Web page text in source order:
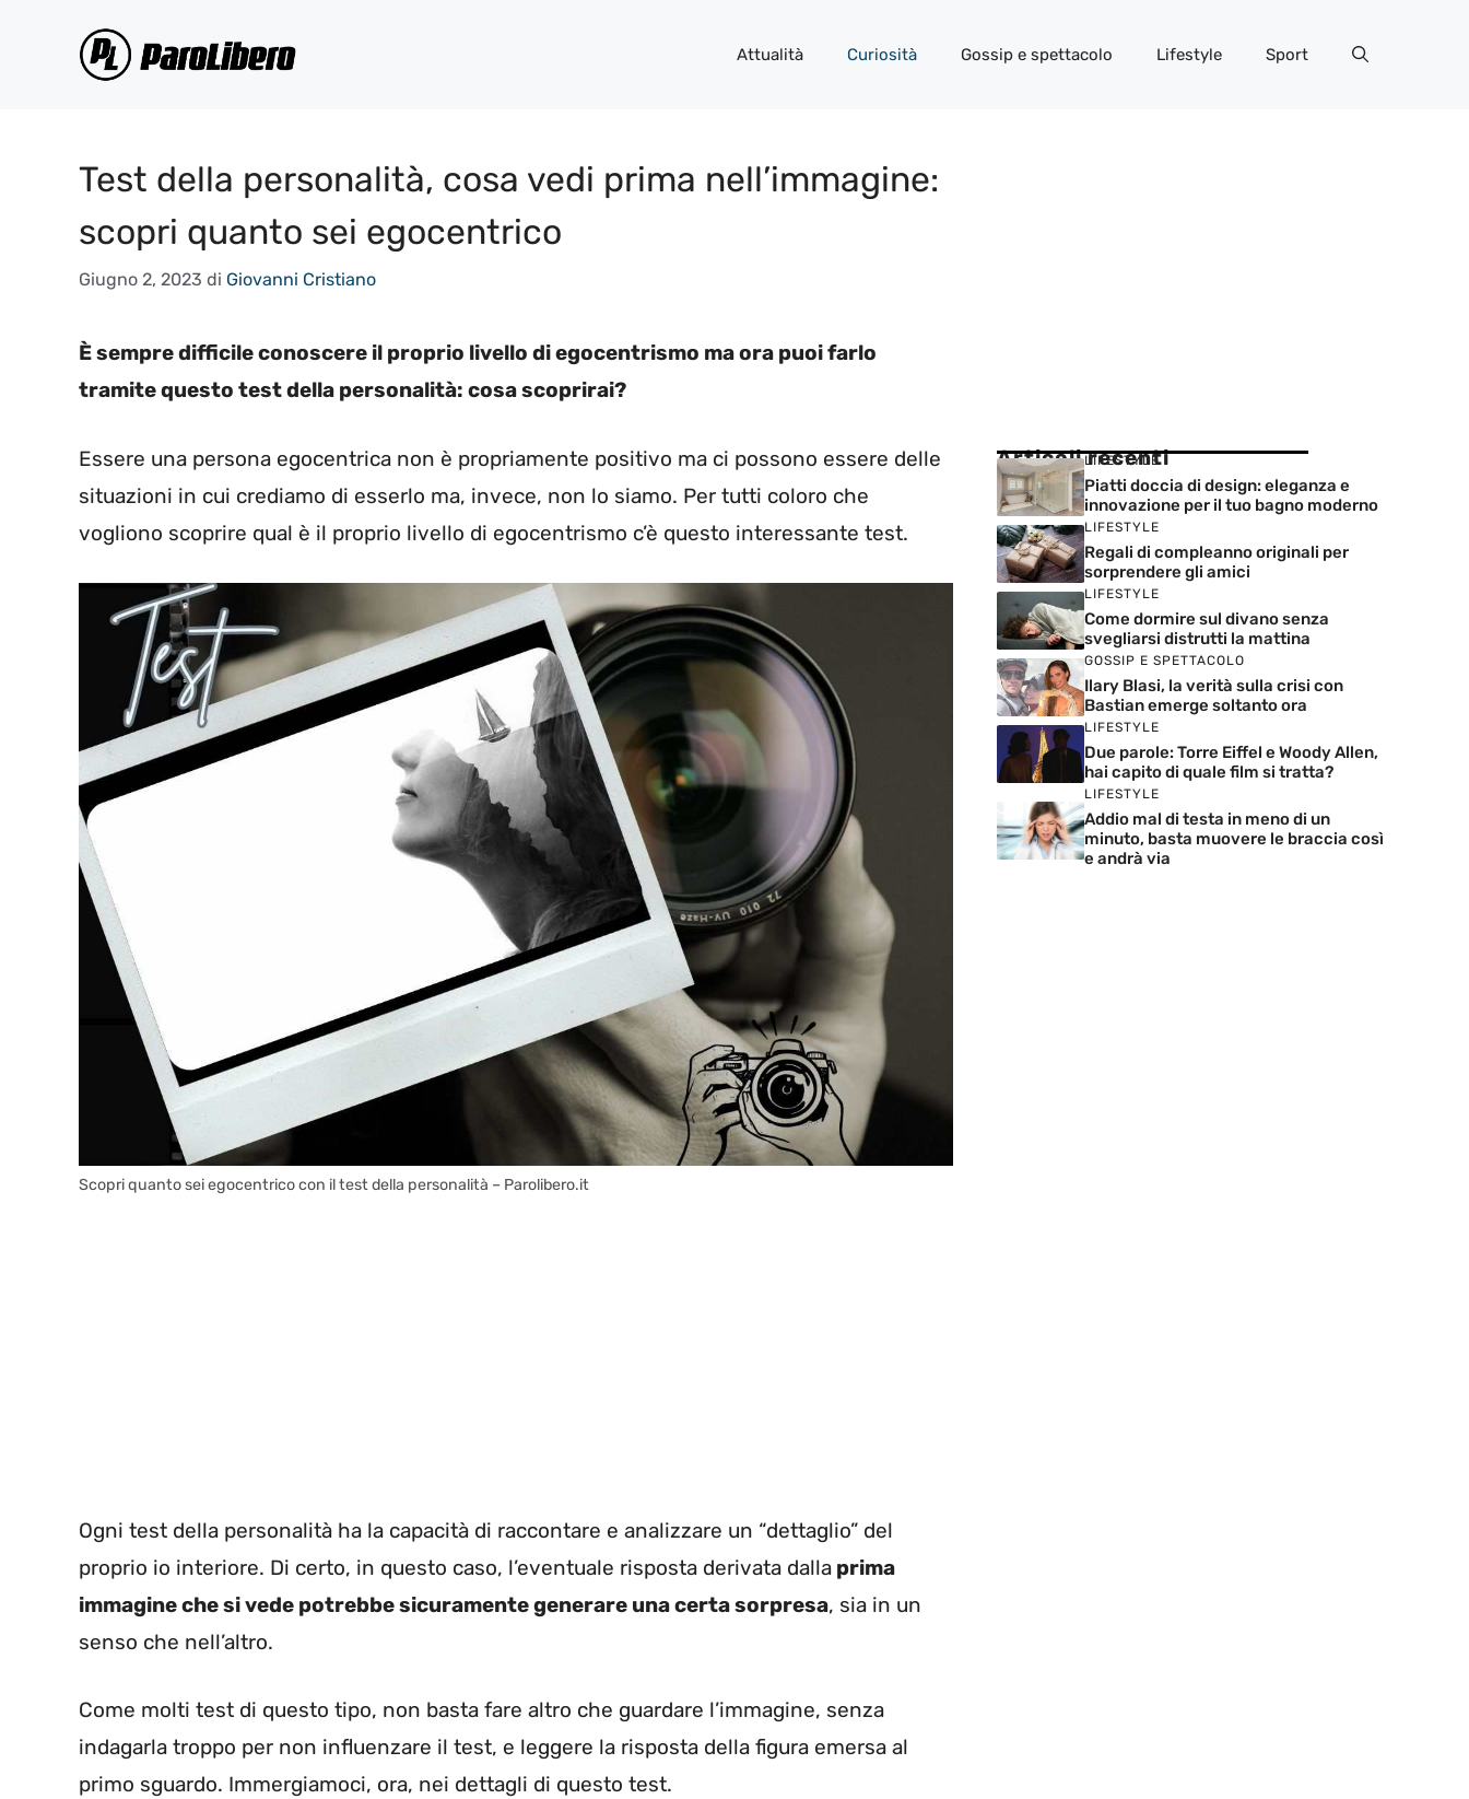
Attualità Curiosità Gossip e spettacolo Lifestyle Sport
Test della personalità, cosa vedi prima nell’immagine:
scopri quanto sei egocentrico
Giugno 2, 2023 di Giovanni Cristiano
È sempre difficile conoscere il proprio livello di egocentrismo ma ora puoi farlo
tramite questo test della personalità: cosa scoprirai?
Essere una persona egocentrica non è propriamente positivo ma ci possono essere delle
situazioni in cui crediamo di esserlo ma, invece, non lo siamo. Per tutti coloro che
vogliono scoprire qual è il proprio livello di egocentrismo c’è questo interessante test.
Scopri quanto sei egocentrico con il test della personalità – Parolibero.it
Ogni test della personalità ha la capacità di raccontare e analizzare un “dettaglio” del
proprio io interiore. Di certo, in questo caso, l’eventuale risposta derivata dalla prima
immagine che si vede potrebbe sicuramente generare una certa sorpresa, sia in un
senso che nell’altro.
Come molti test di questo tipo, non basta fare altro che guardare l’immagine, senza
indagarla troppo per non influenzare il test, e leggere la risposta della figura emersa al
primo sguardo. Immergiamoci, ora, nei dettagli di questo test.
Articoli recenti
LIFESTYLE
Piatti doccia di design: eleganza e
innovazione per il tuo bagno moderno
LIFESTYLE
Regali di compleanno originali per
sorprendere gli amici
LIFESTYLE
Come dormire sul divano senza
svegliarsi distrutti la mattina
GOSSIP E SPETTACOLO
Ilary Blasi, la verità sulla crisi con
Bastian emerge soltanto ora
LIFESTYLE
Due parole: Torre Eiffel e Woody Allen,
hai capito di quale film si tratta?
LIFESTYLE
Addio mal di testa in meno di un
minuto, basta muovere le braccia così
e andrà via